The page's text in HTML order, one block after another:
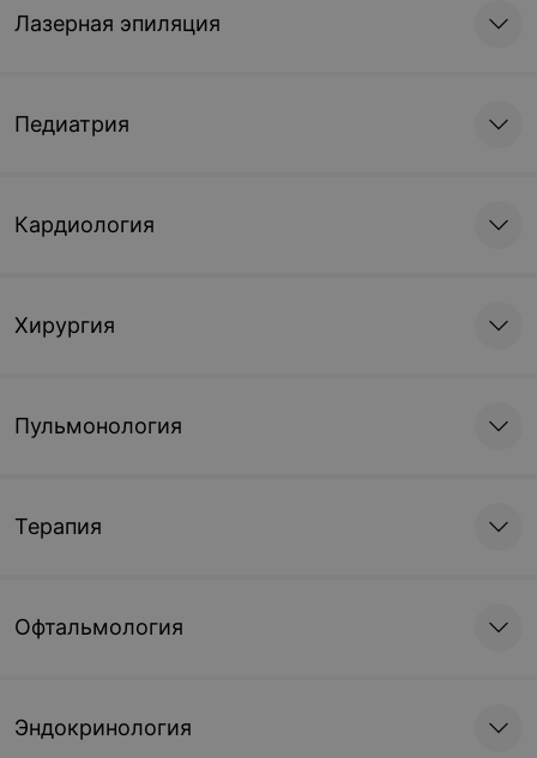
Лазерная эпиляция
Педиатрия
Кардиология
Хирургия
Пульмонология
Терапия
Офтальмология
Эндокринология